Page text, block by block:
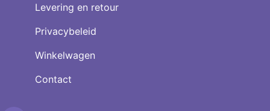
Levering en retour
Privacybeleid
Winkelwagen
Contact